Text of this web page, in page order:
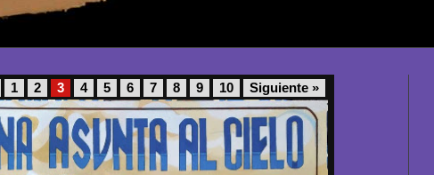
1 2 3 4 5 6 7 8 9 10 Siguiente »